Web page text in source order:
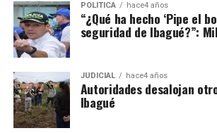
POLÍTICA hace4 años
“¿Qué ha hecho ‘Pipe el
seguridad de Ibagué?”:
JUDICIAL hace4 años
Autoridades desalojan
Ibagué